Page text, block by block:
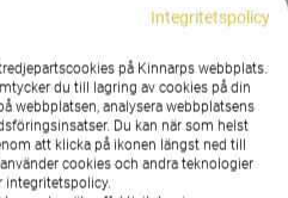
Integritetspolicy
på Kinnarps webbplats.
du till lagring av cookies på din
webbplatsen, analysera webbplatsens
Du kan när som helst
att klicka på ikonen längst ned till
cookies och andra teknologier
integritetspolicy.